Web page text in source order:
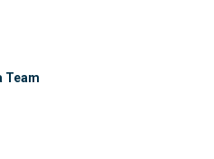
Team